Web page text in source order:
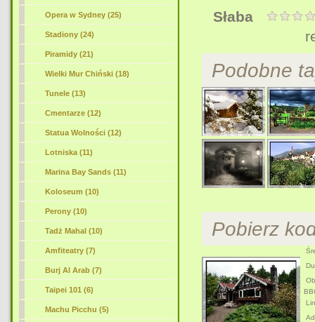
Opera w Sydney (25)
Stadiony (24)
Piramidy (21)
Wielki Mur Chiński (18)
Tunele (13)
Cmentarze (12)
Statua Wolności (12)
Lotniska (11)
Marina Bay Sands (11)
Koloseum (10)
Perony (10)
Tadż Mahal (10)
Amfiteatry (7)
Burj Al Arab (7)
Taipei 101 (6)
Machu Picchu (5)
Słaba
Podobne
Pobierz